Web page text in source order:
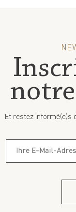
Et restez informé(e)s